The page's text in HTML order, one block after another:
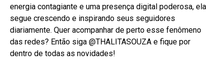
energia contagiante e uma presença digital poderosa, ela
segue crescendo e inspirando seus seguidores
diariamente. Quer acompanhar de perto esse fenômeno
das redes? Então siga @THALITASOUZA e fique por
dentro de todas as novidades!